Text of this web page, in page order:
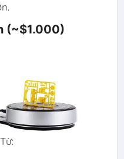
(~$1.000)